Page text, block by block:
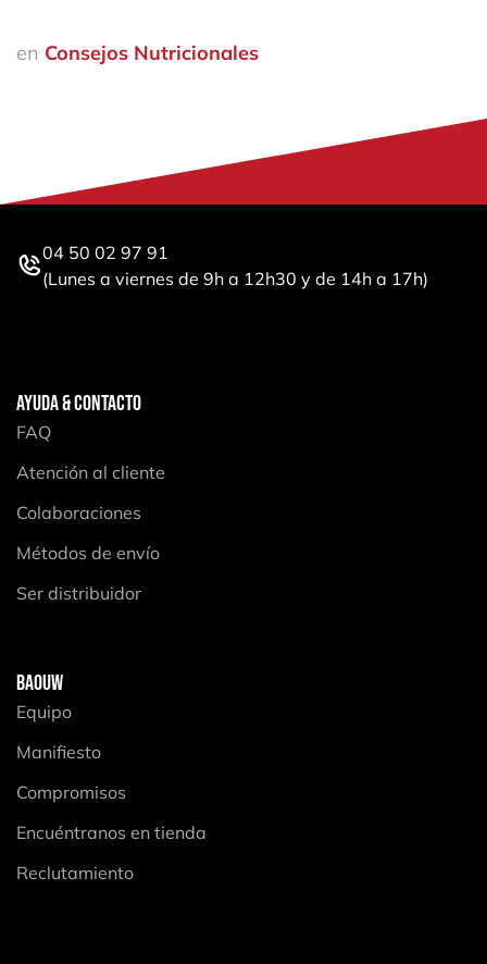
en Consejos Nutricionales
04 50 02 97 91
(Lunes a viernes de 9h a 12h30 y de 14h a 17h)
AYUDA & CONTACTO
FAQ
Atención al cliente
Colaboraciones
Métodos de envío
Ser distribuidor
BAOUW
Equipo
Manifiesto
Compromisos
Encuéntranos en tienda
Reclutamiento